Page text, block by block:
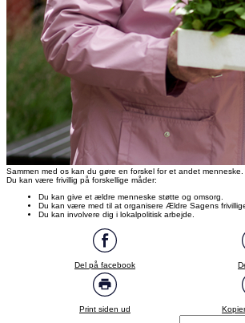
Sammen med os kan du gøre en forskel for et andet menneske.
Du kan være frivillig på forskellige måder:
Du kan give et ældre menneske støtte og omsorg.
Du kan være med til at organisere Ældre Sagens
Du kan involvere dig i lokalpolitisk arbejde.
Del på facebook
Print siden ud